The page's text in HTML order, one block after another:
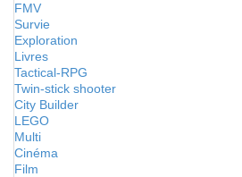
FMV
Survie
Exploration
Livres
Tactical-RPG
Twin-stick shooter
City Builder
LEGO
Multi
Cinéma
Film